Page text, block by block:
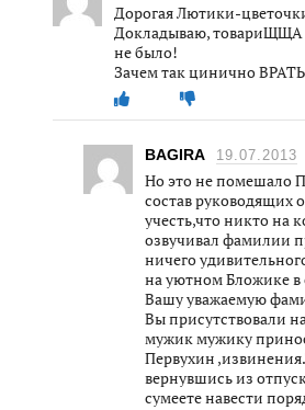
Дорогая Лютики-
Докладываю, товариЩЩА
не было!
Зачем так цинично
BAGIRA 19.07.2013
Но это не помешало
состав руководящих
учесть,что никто на
озвучивал фамилии
ничего
на уютном Бложике в
Вашу уважаемую
Вы присутствовали
мужик мужику
Первухин
вернувшись из
сумеете навести